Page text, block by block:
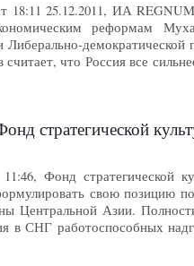
18:11 25.12.2011, ИА
реформам
Либерально-
что Россия все
стратегической
Фонд стратегической
свою
Центральной Азии.
в СНГ работоспособных